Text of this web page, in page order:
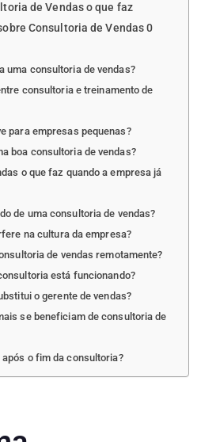
de Vendas o que faz
Consultoria de Vendas 0
uma consultoria de vendas?
consultoria e treinamento de
para empresas pequenas?
boa consultoria de vendas?
o que faz quando a empresa já
de uma consultoria de vendas?
na cultura da empresa?
de vendas remotamente?
está funcionando?
o gerente de vendas?
se beneficiam de consultoria de
após o fim da consultoria?